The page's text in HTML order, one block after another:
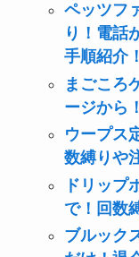
ペッツフ
り！電話
手順紹介！
まごころ
ージから
ウープス
数縛りや
ドリップ
で！回数
ブルック